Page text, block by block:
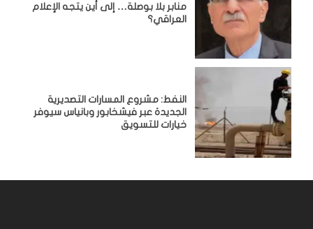
منابر بلا بوصلة… إلى أين يتجه الإعلام
العراقي؟
النفط: مشروع المسارات التصديرية
الجديدة عبر فيشخابور وبانياس سيوفر
خيارات للتسويق